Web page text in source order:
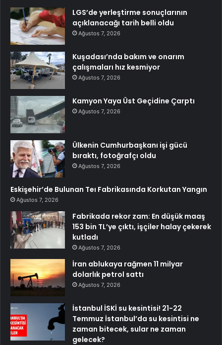
LGS’de yerleştirme sonuçlarının
açıklanacağı tarih belli oldu
Ağustos 7, 2026
Kuşadası’nda bakım ve onarım
çalışmaları hız kesmiyor
Ağustos 7, 2026
Kamyon Yaya Üst Geçidine Çarptı
Ağustos 7, 2026
Ülkenin Cumhurbaşkanı işi gücü
bıraktı, fotoğrafçı oldu
Ağustos 7, 2026
Eskişehir’de Bulunan Teı Fabrikasında Korkutan Yangın
Ağustos 7, 2026
Fabrikada rekor zam: En düşük maaş
153 bin TL’ye çıktı, işçiler halay çekerek
kutladı
Ağustos 7, 2026
İran ablukaya rağmen 11 milyar
dolarlık petrol sattı
Ağustos 7, 2026
İstanbul İSKİ su kesintisi! 21-22
Temmuz İstanbul’da su kesintisi ne
zaman bitecek, sular ne zaman
gelecek?